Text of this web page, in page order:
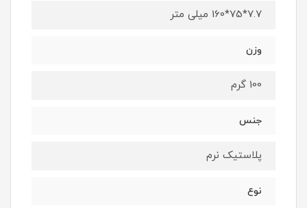
7.7*75*160 میلی متر
وزن
100 گرم
جنس
پلاستیک نرم
نوع